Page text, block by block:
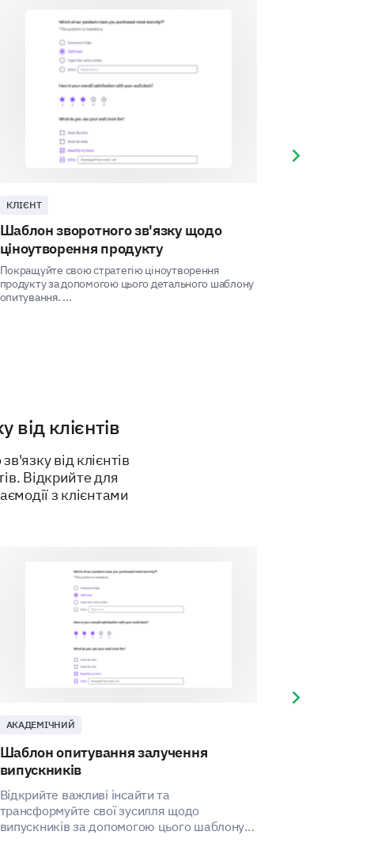
Uncertain
and offers.
in your decision to purchase
our product more appealing
КЛІЄНТ
Шаблон зворотного зв'язку щодо
ціноутворення продукту
Покращуйте свою стратегію ціноутворення
продукту за допомогою цього детального шаблону
опитування. ...
Next slide
клієнтів
від клієнтів
Відкрийте для
з клієнтами
АКАДЕМІЧНИЙ
Шаблон опитування залучення
випускників
Відкрийте важливі інсайти та
трансформуйте свої зусилля щодо
випускників за допомогою цього шаблону
Next slide